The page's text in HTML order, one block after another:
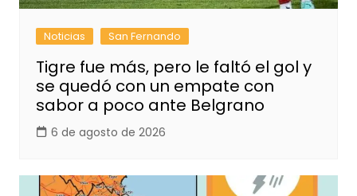
Noticias San Fernando
Tigre fue más, pero le faltó el gol y
se quedó con un empate con
sabor a poco ante Belgrano
6 de agosto de 2026